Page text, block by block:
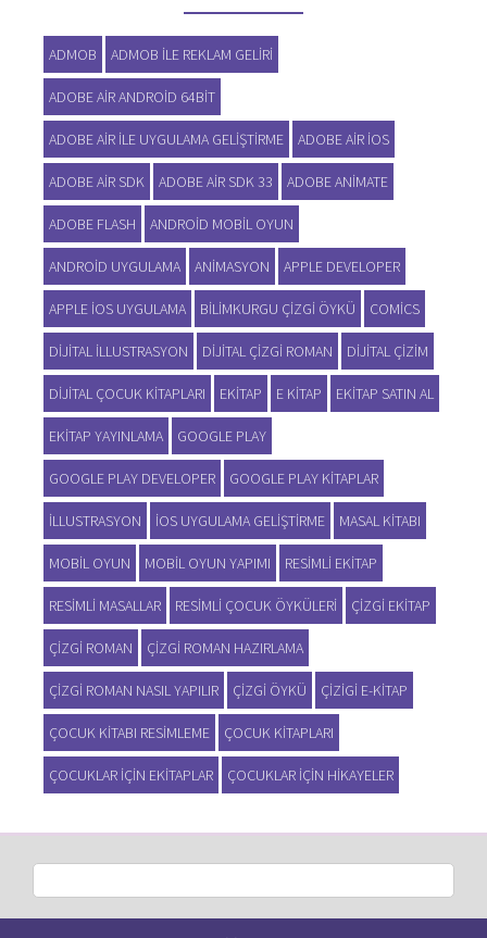
ADMOB ADMOB ILE REKLAM GELIRI
ADOBE AIR ANDROID 64BIT
ADOBE AIR ILE UYGULAMA GELIŞTIRME ADOBE AIR IOS
ADOBE AIR SDK ADOBE AIR SDK 33 ADOBE ANIMATE
ADOBE FLASH ANDROID MOBIL OYUN
ANDROID UYGULAMA ANIMASYON APPLE DEVELOPER
APPLE IOS UYGULAMA BILIMKURGU ÇIZGI ÖYKÜ COMICS
DIJITAL ILLUSTRASYON DIJITAL ÇIZGI ROMAN DIJITAL ÇIZIM
DIJITAL ÇOCUK KITAPLARI EKITAP E KITAP EKITAP SATIN AL
EKITAP YAYINLAMA GOOGLE PLAY
GOOGLE PLAY DEVELOPER GOOGLE PLAY KITAPLAR
ILLUSTRASYON IOS UYGULAMA GELIŞTIRME MASAL KITABI
MOBIL OYUN MOBIL OYUN YAPIMI RESIMLI EKITAP
RESIMLI MASALLAR RESIMLI ÇOCUK ÖYKÜLERI ÇIZGI EKITAP
ÇIZGI ROMAN ÇIZGI ROMAN HAZIRLAMA
ÇIZGI ROMAN NASIL YAPILIR ÇIZGI ÖYKÜ ÇIZIGI E-KITAP
ÇOCUK KITABI RESIMLEME ÇOCUK KITAPLARI
ÇOCUKLAR IÇIN EKITAPLAR ÇOCUKLAR IÇIN HIKAYELER